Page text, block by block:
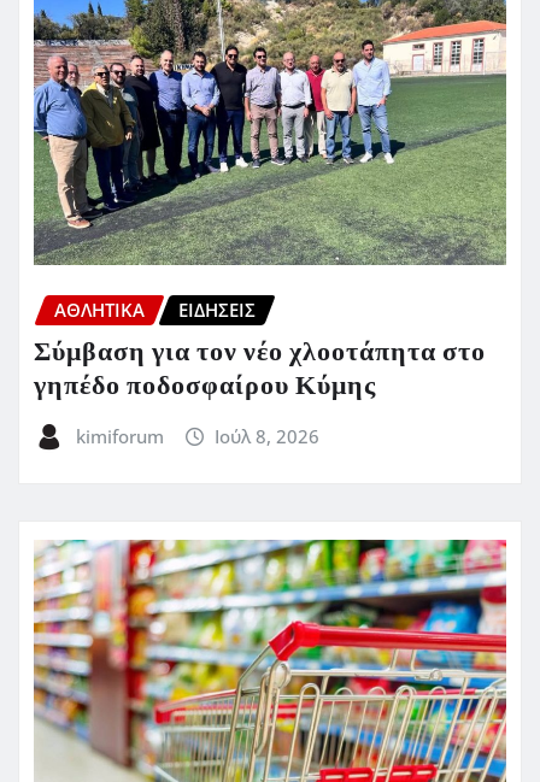
ΑΘΛΗΤΙΚΑ ΕΙΔΗΣΕΙΣ
Σύμβαση για τον νέο χλοοτάπητα στο
γηπέδο ποδοσφαίρου Κύμης
kimiforum Ιούλ 8, 2026